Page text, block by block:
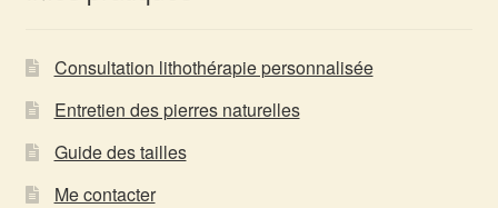
Consultation lithothérapie personnalisée
Entretien des pierres naturelles
Guide des tailles
Me contacter